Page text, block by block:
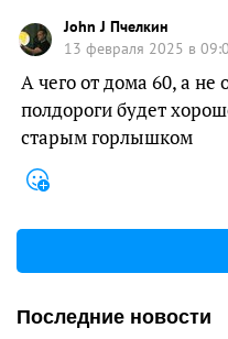
John J Пчелкин
13 февраля 2025 в
А чего от дома 60, а не
полдороги будет
старым горлышком
Последние новости